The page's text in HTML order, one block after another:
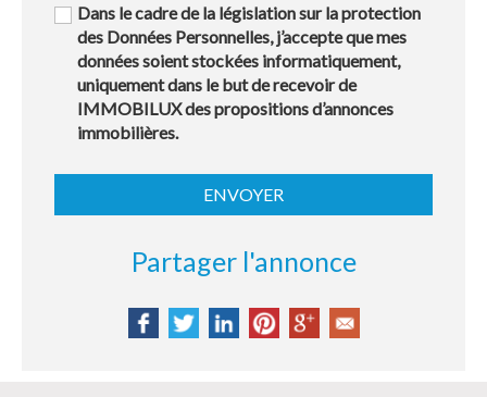
Dans le cadre de la législation sur la protection
des Données Personnelles, j’accepte que mes
données soient stockées informatiquement,
uniquement dans le but de recevoir de
IMMOBILUX des propositions d’annonces
immobilières.
Partager l'annonce